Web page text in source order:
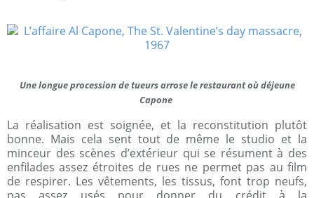
Une longue procession de tueurs arrose le restaurant où déjeune
Capone
La réalisation est soignée, et la reconstitution plutôt
bonne. Mais cela sent tout de même le studio et la
minceur des scènes d’extérieur qui se résument à des
enfilades assez étroites de rues ne permet pas au film
de respirer. Les vêtements, les tissus, font trop neufs,